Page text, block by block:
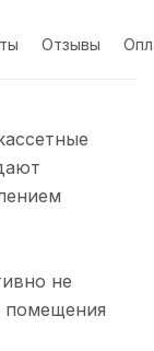
Отзывы
не
помещения